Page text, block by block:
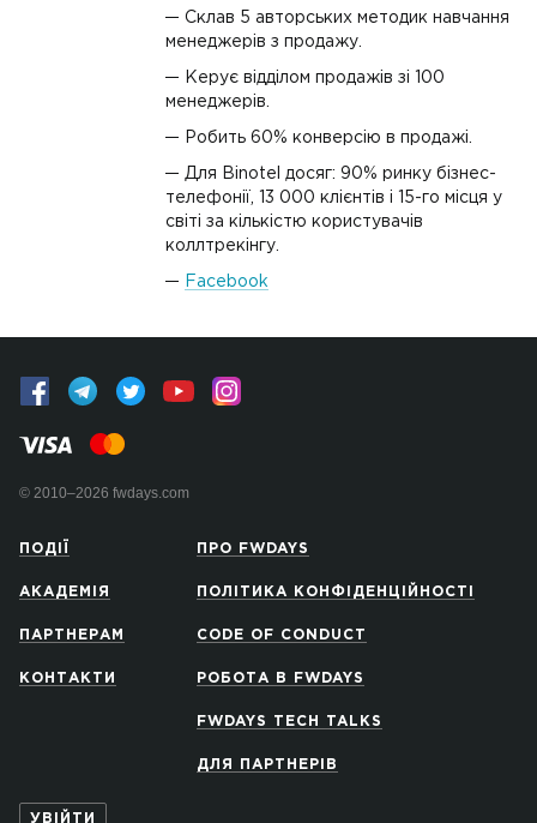
Склав 5 авторських методик навчання
менеджерів з продажу.
Керує відділом продажів зі 100
менеджерів.
Робить 60% конверсію в продажі.
Для Binotel досяг: 90% ринку бізнес-
телефонії, 13 000 клієнтів і 15-го місця у
світі за кількістю користувачів
коллтрекінгу.
Facebook
© 2010–2026 fwdays.com
ПОДІЇ
АКАДЕМІЯ
ПАРТНЕРАМ
КОНТАКТИ
ПРО FWDAYS
ПОЛІТИКА КОНФІДЕНЦІЙНОСТІ
CODE OF CONDUCT
РОБОТА В FWDAYS
FWDAYS TECH TALKS
ДЛЯ ПАРТНЕРІВ
УВІЙТИ